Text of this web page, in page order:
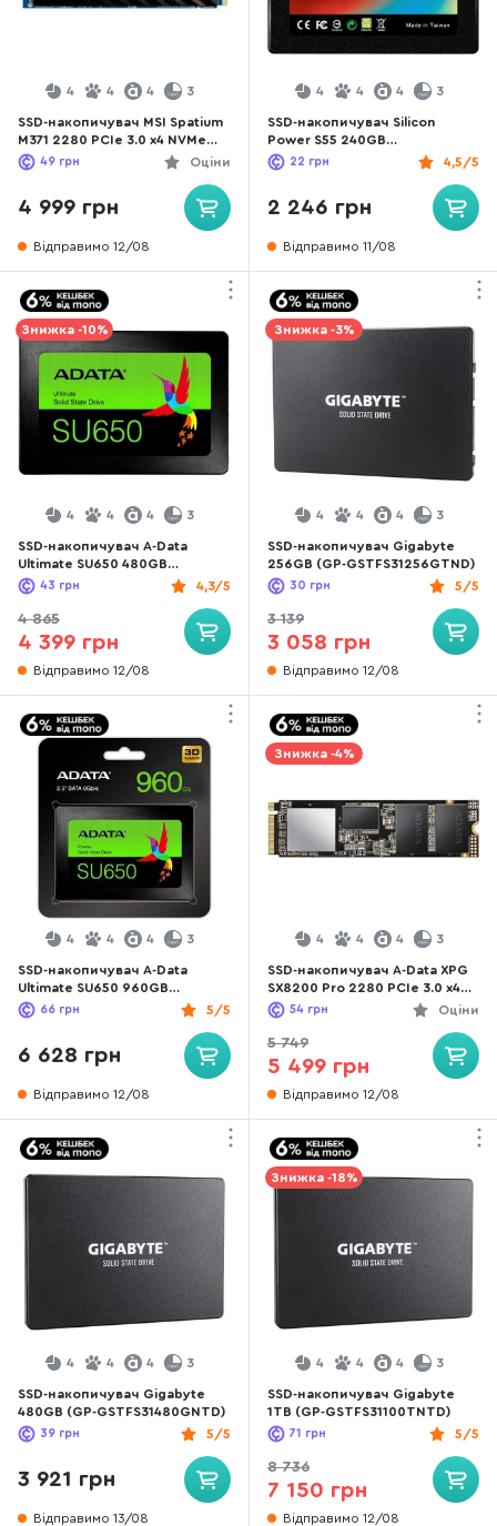
4 4 4 3
SSD-накопичувач MSI Spatium
M371 2280 PCIe 3.0 x4 NVMe
500GB (S78-440K120-P83)Оціни
49 грн
4 999 грн
Відправимо 12/08
4 4 4 3
SSD-накопичувач Silicon
Power S55 240GB
(SP240GBSS3S55S25)
4,5/5
22 грн
2 246 грн
Відправимо 11/08
Знижка -10%
4 4 4 3
SSD-накопичувач A-Data
Ultimate SU650 480GB
ASU650SS-480GT-R
4,3/5
43 грн
4 865
4 399 грн
Відправимо 12/08
Знижка -3%
4 4 4 3
SSD-накопичувач Gigabyte
256GB (GP-GSTFS31256GTND)
5/5
30 грн
3 139
3 058 грн
Відправимо 12/08
4 4 4 3
SSD-накопичувач A-Data
Ultimate SU650 960GB
(ASU650SS-960GT-R)
5/5
66 грн
6 628 грн
Відправимо 12/08
Знижка -4%
4 4 4 3
SSD-накопичувач A-Data XPG
SX8200 Pro 2280 PCIe 3.0 x4
NVMe 512GB (ASX8200PNP-
512GT-C)
Оціни
54 грн
5 749
5 499 грн
Відправимо 12/08
4 4 4 3
SSD-накопичувач Gigabyte
480GB (GP-GSTFS31480GNTD)
5/5
39 грн
3 921 грн
Відправимо 13/08
Знижка -18%
4 4 4 3
SSD-накопичувач Gigabyte
1TB (GP-GSTFS31100TNTD)
5/5
71 грн
8 736
7 150 грн
Відправимо 12/08